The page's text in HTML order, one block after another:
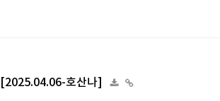
[2025.04.06-호산나]